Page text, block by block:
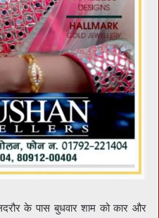
के पास बुधवार शाम को कार और